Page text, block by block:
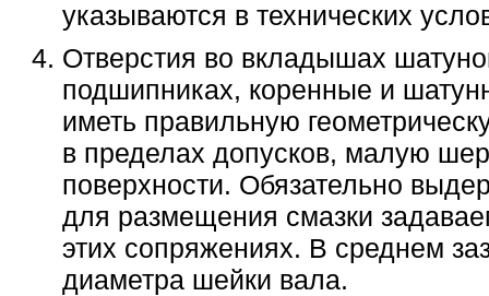
указываются в технических
Отверстия во вкладышах
подшипниках, коренные и
иметь правильную
в пределах допусков, малую
поверхности. Обязательно
для размещения смазки
этих сопряжениях. В среднем
диаметра шейки вала.